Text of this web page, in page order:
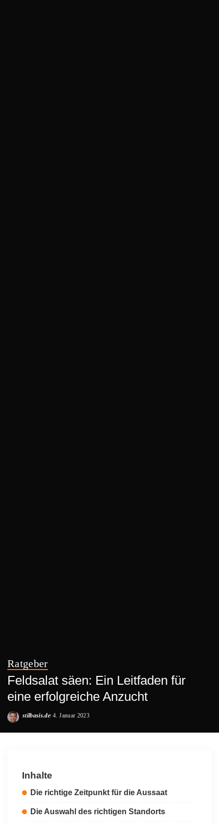
Ratgeber
Feldsalat säen: Ein Leitfaden für
eine erfolgreiche Anzucht
Posted
stilbasis.de 4. Januar 2023
Inhalte
Die richtige Zeitpunkt für die Aussaat
Die Auswahl des richtigen Standorts